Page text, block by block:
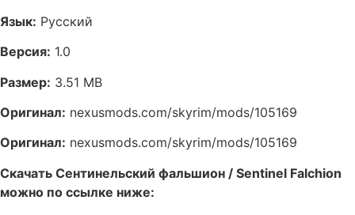
Язык: Русский
Версия: 1.0
Размер: 3.51 MB
Оригинал: nexusmods.com/skyrim/mods/105169
Оригинал: nexusmods.com/skyrim/mods/105169
Скачать Сентинельский фальшион / Sentinel Falchion
можно по ссылке ниже: